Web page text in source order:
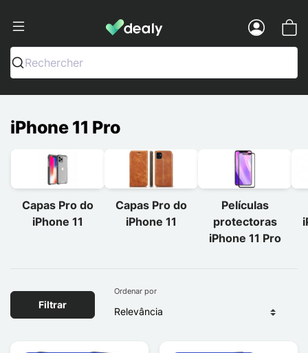
Dealy - Capas e acessórios para
Rechercher
iPhone 11 Pro
Capas Pro do
iPhone 11
Capas Pro do
iPhone 11
Películas
protectoras
iPhone 11 Pro
Filtrar
Ordenar por